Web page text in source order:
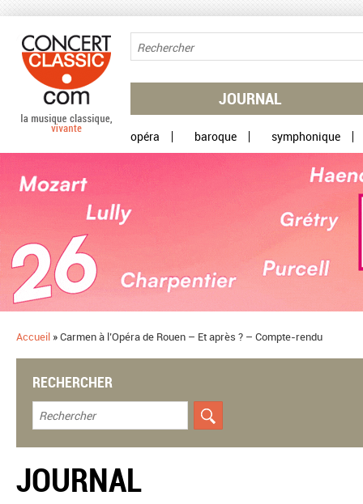
JOURNAL
opéra baroque symphonique
Accueil »Carmen à l’Opéra de Rouen – Et après ? – Compte-rendu
RECHERCHER
JOURNAL